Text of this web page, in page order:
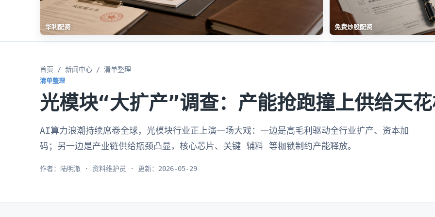
华利配资 免费炒股配资
首页 / 新闻中心 / 清单整理
清单整理
光模块“大扩产”调查：产能抢跑撞上供给天
AI算力浪潮持续席卷全球，光模块行业正上演一场大戏：一边是高毛利驱动全行业扩产、资本加
码；另一边是产业链供给瓶颈凸显，核心芯片、关键 辅料 等枷锁制约产能释放。
作者：陆明澈 · 资料维护员 · 更新：2026-05-29